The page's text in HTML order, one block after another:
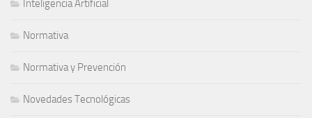
Inteligencia Artificial
Normativa
Normativa y Prevención
Novedades Tecnológicas